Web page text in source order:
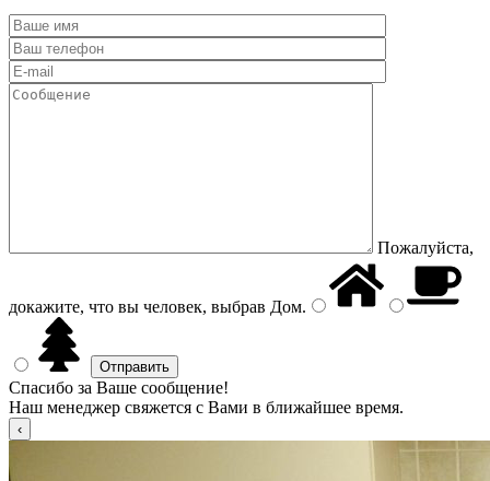
Пожалуйста,
докажите, что вы человек, выбрав Дом.
Спасибо за Ваше сообщение!
Наш менеджер свяжется с Вами в ближайшее время.